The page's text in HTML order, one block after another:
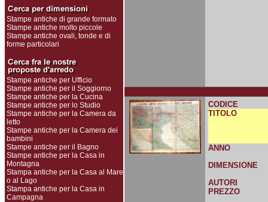
Stampe antiche di grande formato
Stampe antiche molto piccole
Stampe antiche ovali, tonde e di
forme particolari
Stampe antiche per Ufficio
Stampe antiche per il Soggiorno
Stampe antiche per la Cucina
Stampe antiche per lo Studio
Stampe antiche per la Camera da
letto
Stampe antiche per la Camera dei
bambini
Stampe antiche per il Bagno
Stampe antiche per la Casa in
Montagna
Stampa antiche per la Casa al Mare
o al Lago
Stampa antiche per la Casa in
Campagna
CODICE
TITOLO
ANNO
DIMENSIONE
AUTORI
PREZZO